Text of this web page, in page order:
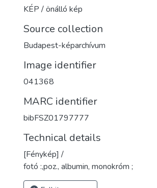
KÉP / önálló kép
Source collection
Budapest-képarchívum
Image identifier
041368
MARC identifier
bibFSZ01797777
Technical details
[Fénykép] /
fotó :,poz., albumin, monokróm ;